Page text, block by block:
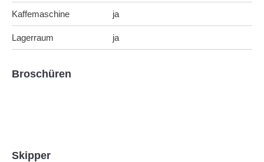
Kaffemaschine ja
Lagerraum ja
Broschüren
Skipper